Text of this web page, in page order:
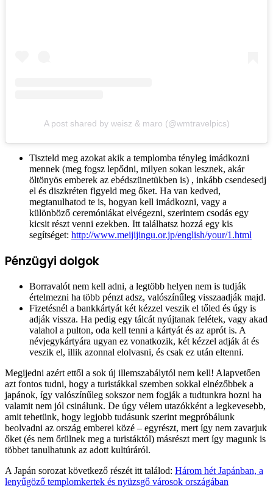
A post shared by weisz & maro (@wmtravelpics)
Tiszteld meg azokat akik a templomba tényleg imádkozni
mennek (meg fogsz lepődni, milyen sokan lesznek, akár
öltönyös emberek az ebédszünetükben is) , inkább csendesedj
el és diszkréten figyeld meg őket. Ha van kedved,
megtanulhatod te is, hogyan kell imádkozni, vagy a
különböző ceremóniákat elvégezni, szerintem csodás egy
kicsit részt venni ezekben. Itt találhatsz hozzá egy kis
segítséget: http://www.meijijingu.or.jp/english/your/1.html
Pénzügyi dolgok
Borravalót nem kell adni, a legtöbb helyen nem is tudják
értelmezni ha több pénzt adsz, valószínűleg visszaadják majd.
Fizetésnél a bankkártyát két kézzel veszik el tőled és úgy is
adják vissza. Ha pedig egy tálcát nyújtanak felétek, vagy akad
valahol a pulton, oda kell tenni a kártyát és az aprót is. A
névjegykártyára ugyan ez vonatkozik, két kézzel adják át és
veszik el, illik azonnal elolvasni, és csak ez után eltenni.
Megijedni azért ettől a sok új illemszabálytól nem kell! Alapvetően
azt fontos tudni, hogy a turistákkal szemben sokkal elnézőbbek a
japánok, így valószínűleg sokszor nem fogják a tudtunkra hozni ha
valamit nem jól csinálunk. De úgy vélem utazókként a legkevesebb,
amit tehetünk, hogy legjobb tudásunk szerint megpróbálunk
beolvadni az ország emberei közé – egyrészt, mert így nem zavarjuk
őket (és nem őrülnek meg a turistáktól) másrészt mert így magunk is
többet tanulhatunk az adott kultúráról.
A Japán sorozat következő részét itt találod: Három hét Japánban, a
lenyűgöző templomkertek és nyüzsgő városok országában